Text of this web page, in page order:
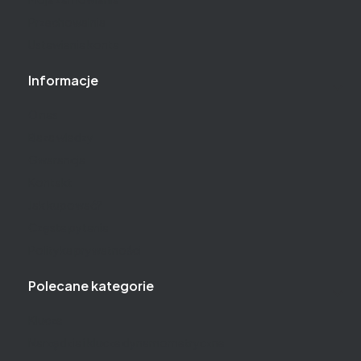
Informacje
Polecane kategorie